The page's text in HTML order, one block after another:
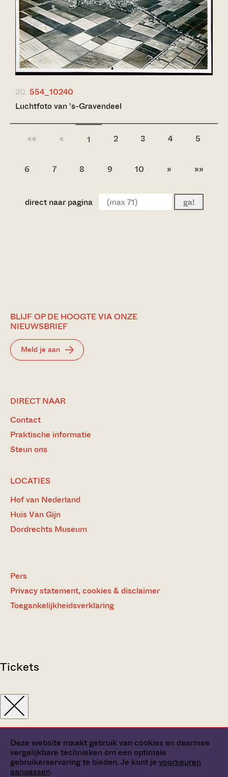
Deze website maakt gebruik van cookies en daarmee
vergelijkbare technieken om een optimale
gebruikerservaring te bieden. Je kunt je voorkeuren
aanpassen.
20. 554_10240
Luchtfoto van 's-Gravendeel
«« « 1 2 3 4 5
6 7 8 9 10 » »»
direct naar pagina ga!
BLIJF OP DE HOOGTE VIA ONZE
NIEUWSBRIEF
Meld je aan
DIRECT NAAR
Contact
Praktische informatie
Steun ons
LOCATIES
Hof van Nederland
Huis Van Gijn
Dordrechts Museum
Pers
Privacy statement, cookies & disclaimer
Toegankelijkheidsverklaring
Tickets